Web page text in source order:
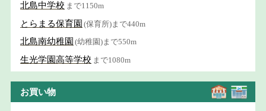
北島中学校 まで1150m
とらまる保育園 (保育所)まで440m
北島南幼稚園 (幼稚園)まで550m
生光学園高等学校 まで1080m
お買い物